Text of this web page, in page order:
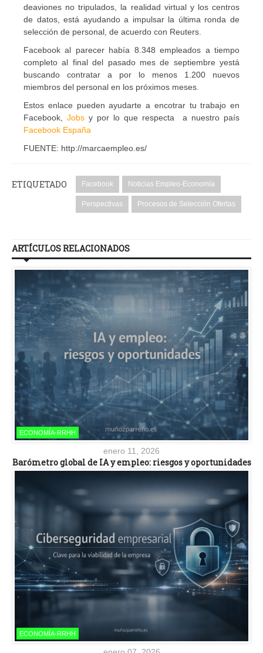
deaviones no tripulados la realidad virtual y los centros
de datos,está ayudando a impulsar la última ronda de
selección de personal, de acuerdo con Reuters
Facebook al parecer había 8.348 empleados a tiempo
completo al final del pasado mes de septiembre yestá
buscando contratar a
por lo menos 1.200
nuevos
miembros del personal en los próximos meses
Estos enlace pueden ayudarte a encotrar tu trabajo en
Facebook, Jobs y por lo que respecta a nuestro país
Facebook España
FUENTE: http://marcaempleo.es/
ETIQUETADO Facebook Noticias Empleo-Economía
Perspectivas Procesos de Selección Ofertas
ARTÍCULOS RELACIONADOS
ECONOMÍA-RRHH
enero 11, 2026
Barómetro global de IA y empleo: riesgos y oportunidades
ECONOMÍA-RRHH